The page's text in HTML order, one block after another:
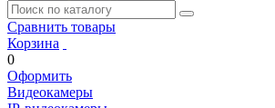
Сравнить товары
Корзина
0
Оформить
Видеокамеры